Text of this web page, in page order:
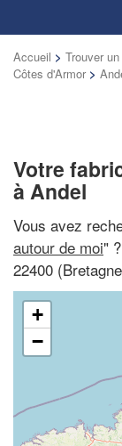
Accueil > Trouver
Côtes d'Armor >
Votre
à Andel
Vous avez
autour de moi"
22400
+
−